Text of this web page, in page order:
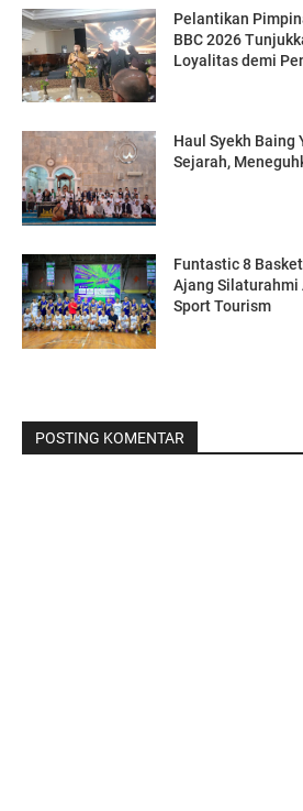
Pelantikan
BBC 2026
Loyalitas demi
Haul Syekh Baing
Sejarah,
Funtastic 8
Ajang Silaturahmi
Sport Tourism
POSTING KOMENTAR